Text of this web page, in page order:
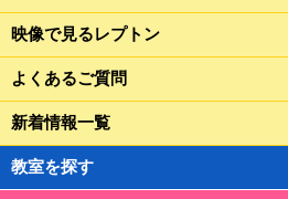
映像で見るレプトン
よくあるご質問
新着情報一覧
教室を探す